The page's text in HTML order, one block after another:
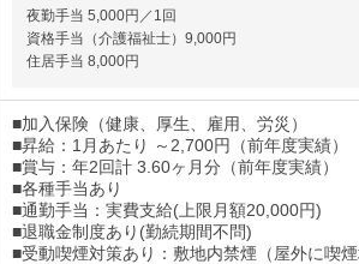
夜勤手当 5,000円／1回
資格手当（介護福祉士）9,000円
住居手当 8,000円
■加入保険（健康、厚生、雇用、労災）
■昇給：1月あたり ～2,700円（前年度実績）
■賞与：年2回計 3.60ヶ月分（前年度実績）
■各種手当あり
■通勤手当：実費支給(上限月額20,000円)
■退職金制度あり(勤続期間不問)
■受動喫煙対策あり：敷地内禁煙（屋外に喫煙